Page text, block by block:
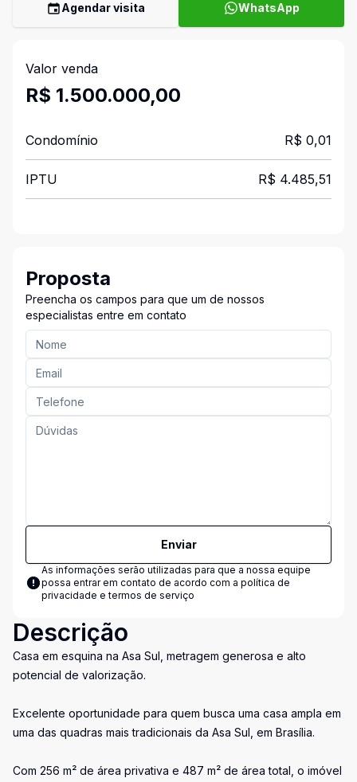
Agendar visita WhatsApp
Valor venda
R$ 1.500.000,00
Condomínio R$ 0,01
IPTU R$ 4.485,51
Proposta
Preencha os campos para que um de nossos
especialistas entre em contato
Enviar
As informações serão utilizadas para que a nossa equipe
possa entrar em contato de acordo com a política de
privacidade e termos de serviço
Descrição
Casa em esquina na Asa Sul, metragem generosa e alto
potencial de valorização.
Excelente oportunidade para quem busca uma casa ampla em
uma das quadras mais tradicionais da Asa Sul, em Brasília.
Com 256 m² de área privativa e 487 m² de área total, o imóvel